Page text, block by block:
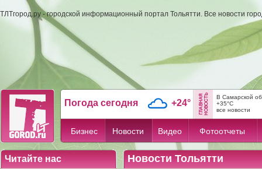
ТЛТгород.ру - городской информационный портал Тольятти. Все новости
Погода сегодня +24°
В Самарской
+35°C
все новости
Бизнес Новости Видео Фотоотчеты
Читайте нас Новости Тольятти